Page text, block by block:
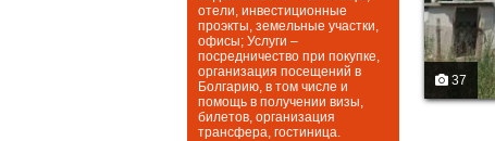
отели, инвестиционные
проэкты, земельные участки,
офисы; Услуги –
посредничество при покупке,
организация посещений в
Болгарию, в том числе и
помощь в получении визы,
билетов, организация
трансфера, гостиница.
37